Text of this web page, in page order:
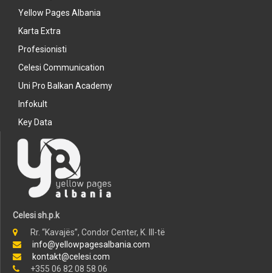
Yellow Pages Albania
Karta Extra
Profesionisti
Celesi Communication
Uni Pro Balkan Academy
Infokult
Key Data
Celesi sh.p.k
Rr. “Kavajës”, Condor Center, K. III-të
info@yellowpagesalbania.com
kontakt@celesi.com
+355 06 82 08 58 06